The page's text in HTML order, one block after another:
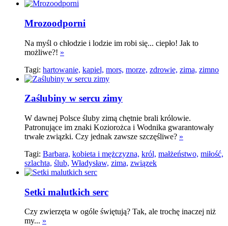
Mrozoodporni
Na myśl o chłodzie i lodzie im robi się... ciepło! Jak to
możliwe?! »
Tagi: hartowanie, kąpiel, mors, morze, zdrowie, zima, zimno
Zaślubiny w sercu zimy
W dawnej Polsce śluby zimą chętnie brali królowie.
Patronujące im znaki Koziorożca i Wodnika gwarantowały
trwałe związki. Czy jednak zawsze szczęśliwe? »
Tagi: Barbara, kobieta i mężczyzna, król, małżeństwo, miłość,
szlachta, ślub, Władysław, zima, związek
Setki malutkich serc
Czy zwierzęta w ogóle świętują? Tak, ale trochę inaczej niż
my... »